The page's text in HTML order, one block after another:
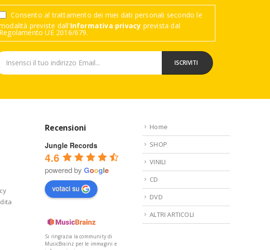
Consento al trattamento dei miei dati personali secondo le
previste dall'Informativa privacy prevista dal
Regolamento UE 2016/679.
Recensioni
Jungle Records
4.6
powered by Google
votaci su
Si ringrazia la community di
MusicBrainz per le immagini e
Home
SHOP
VINILI
CD
DVD
ALTRI ARTICOLI